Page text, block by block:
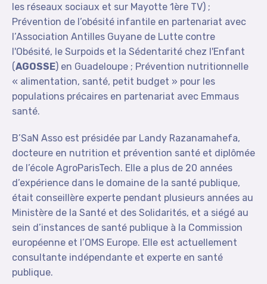
les réseaux sociaux et sur Mayotte 1ère TV) ;
Prévention de l’obésité infantile en partenariat avec
l’Association Antilles Guyane de Lutte contre
l'Obésité, le Surpoids et la Sédentarité chez l'Enfant
(AGOSSE) en Guadeloupe ; Prévention nutritionnelle
« alimentation, santé, petit budget » pour les
populations précaires en partenariat avec Emmaus
santé.
B’SaN Asso est présidée par Landy Razanamahefa,
docteure en nutrition et prévention santé et diplômée
de l’école AgroParisTech. Elle a plus de 20 années
d’expérience dans le domaine de la santé publique,
était conseillère experte pendant plusieurs années au
Ministère de la Santé et des Solidarités, et a siégé au
sein d’instances de santé publique à la Commission
européenne et l’OMS Europe. Elle est actuellement
consultante indépendante et experte en santé
publique.